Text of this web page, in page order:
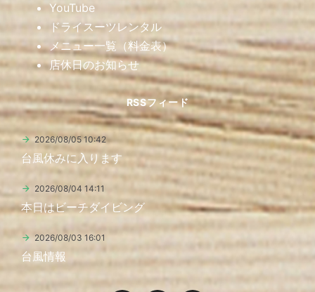
YouTube
ドライスーツレンタル
メニュー一覧（料金表）
店休日のお知らせ
RSSフィード
2026/08/05 10:42
台風休みに入ります
2026/08/04 14:11
本日はビーチダイビング
2026/08/03 16:01
台風情報